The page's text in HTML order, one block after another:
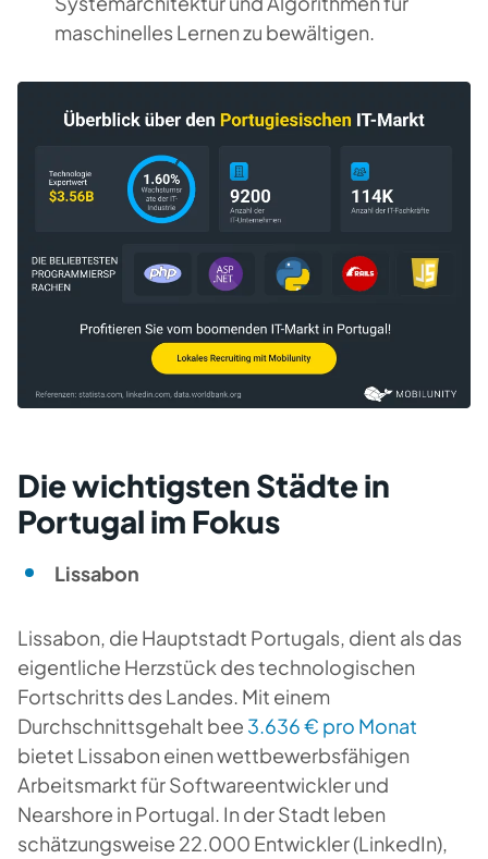
maschinelles Lernen zu bewältigen.
Die wichtigsten Städte in
Portugal im Fokus
Lissabon
Lissabon, die Hauptstadt Portugals, dient als das
eigentliche Herzstück des technologischen
Fortschritts des Landes. Mit einem
Durchschnittsgehalt bee 3.636 € pro Monat
bietet Lissabon einen wettbewerbsfähigen
Arbeitsmarkt für Softwareentwickler und
Nearshore in Portugal. In der Stadt leben
schätzungsweise 22.000 Entwickler (LinkedIn),